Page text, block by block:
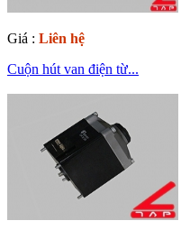
Giá : Liên hệ
Cuộn hút van điện từ...